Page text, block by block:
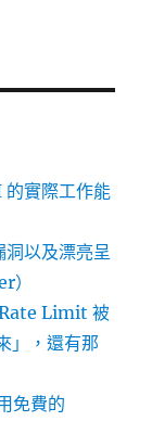
的實際工作能
以及漂亮呈
）
Limit 被
」，還有那
免費的